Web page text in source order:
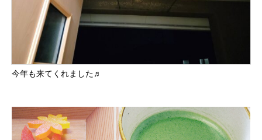
今年も来てくれました♬